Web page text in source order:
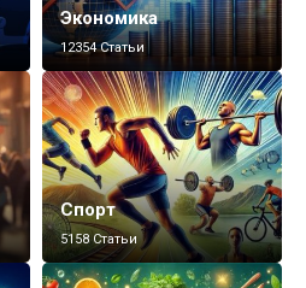
Экономика
12354 Статьи
Спорт
5158 Статьи